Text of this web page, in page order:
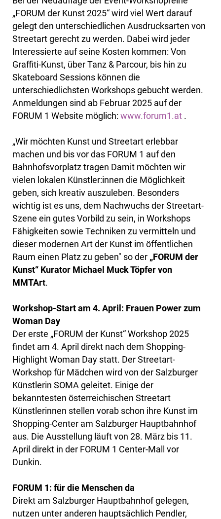
„FORUM der Kunst 2025“ wird viel Wert darauf
gelegt den unterschiedlichen Ausdrucksarten von
Streetart gerecht zu werden. Dabei wird jeder
Interessierte auf seine Kosten kommen: Von
Graffiti-Kunst, über Tanz & Parcour, bis hin zu
Skateboard Sessions können die
unterschiedlichsten Workshops gebucht werden.
Anmeldungen sind ab Februar 2025 auf der
FORUM 1 Website möglich: www.forum1.at .
„Wir möchten Kunst und Streetart erlebbar
machen und bis vor das FORUM 1 auf den
Bahnhofsvorplatz tragen Damit möchten wir
vielen lokalen Künstler:innen die Möglichkeit
geben, sich kreativ auszuleben. Besonders
wichtig ist es uns, dem Nachwuchs der Streetart-
Szene ein gutes Vorbild zu sein, in Workshops
Fähigkeiten sowie Techniken zu vermitteln und
dieser modernen Art der Kunst im öffentlichen
Raum einen Platz zu geben" so der „FORUM der
Kunst“ Kurator Michael Muck Töpfer von
MMTArt.
Workshop-Start am 4. April: Frauen Power zum
Woman Day
Der erste „FORUM der Kunst“ Workshop 2025
findet am 4. April direkt nach dem Shopping-
Highlight Woman Day statt. Der Streetart-
Workshop für Mädchen wird von der Salzburger
Künstlerin SOMA geleitet. Einige der
bekanntesten österreichischen Streetart
Künstlerinnen stellen vorab schon ihre Kunst im
Shopping-Center am Salzburger Hauptbahnhof
aus. Die Ausstellung läuft von 28. März bis 11.
April direkt in der FORUM 1 Center-Mall vor
Dunkin.
FORUM 1: für die Menschen da
Direkt am Salzburger Hauptbahnhof gelegen,
nutzen unter anderen hauptsächlich Pendler,